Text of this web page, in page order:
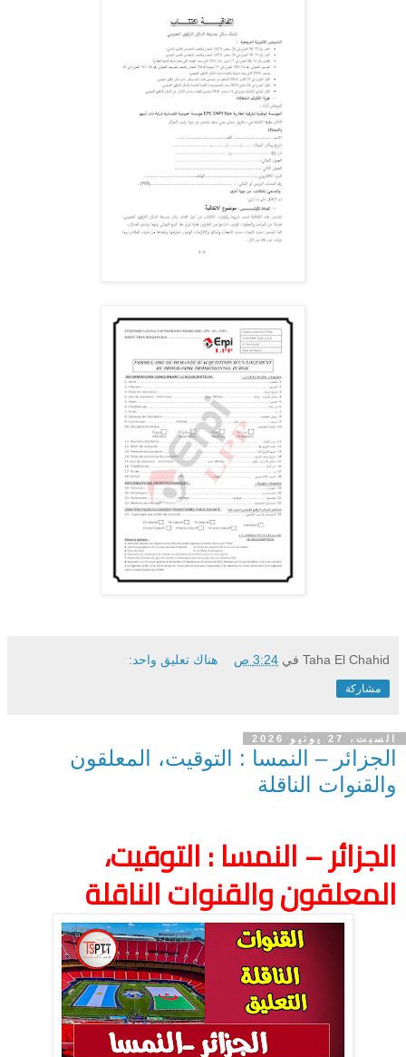
Taha El Chahid في 3:24 ص هناك تعليق واحد:
مشاركة
السبت، 27 يونيو 2026
الجزائر – النمسا : التوقيت، المعلقون
والقنوات الناقلة
الجزائر – النمسا : التوقيت،
المعلقون والقنوات الناقلة